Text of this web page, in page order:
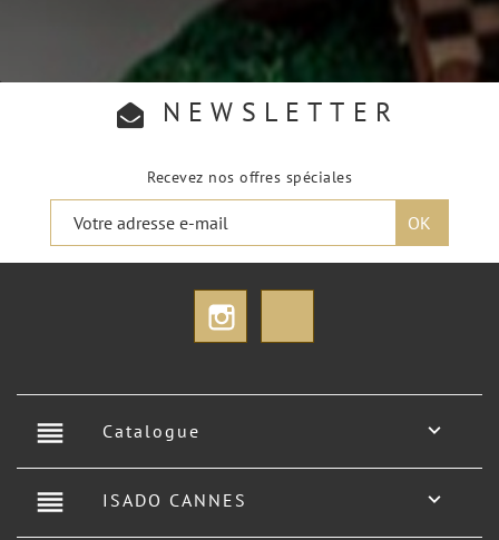
NEWSLETTER
Recevez nos offres spéciales
reorder Catalogue 
reorder ISADO CANNES 